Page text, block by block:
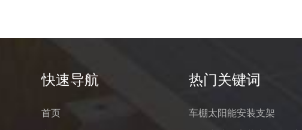
快速导航
首页
热门关键词
车棚太阳能安装支架